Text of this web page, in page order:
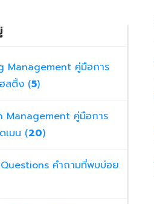
Management คู่มือการ
สติ้ง (5)
Management คู่มือการ
เมน (20)
คำถามที่พบบ่อย